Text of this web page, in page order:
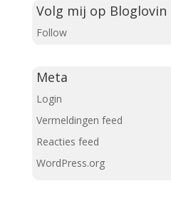
Volg mij op Bloglovin
Follow
Meta
Login
Vermeldingen feed
Reacties feed
WordPress.org